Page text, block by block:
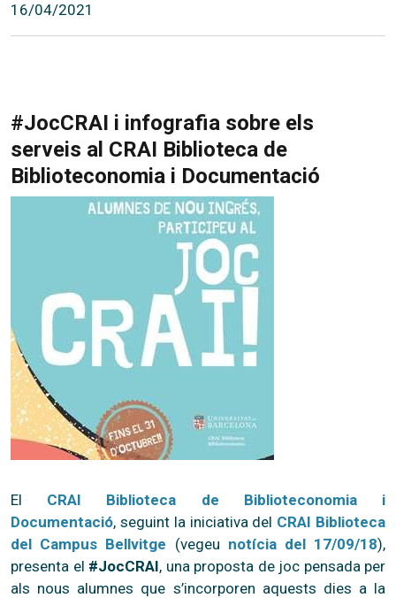
16/04/2021
#JocCRAI i infografia sobre els
serveis al CRAI Biblioteca de
Biblioteconomia i Documentació
El CRAI Biblioteca de Biblioteconomia i
Documentació, seguint la iniciativa del CRAI Biblioteca
del Campus Bellvitge (vegeu notícia del 17/09/18),
presenta el #JocCRAI, una proposta de joc pensada per
als nous alumnes que s’incorporen aquests dies a la